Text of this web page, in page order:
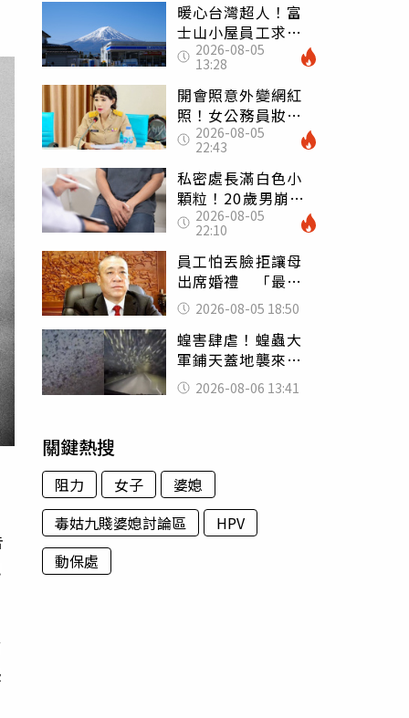
暖心台灣超人！富
士山小屋員工求助
「想活下去」 山
友狂背物資上山：
台灣真的是寶島
2026-08-05
13:28
開會照意外變網紅
照！女公務員妝容
掀2千則留言 本人
怒嗆：化妝有錯嗎
2026-08-05
22:43
私密處長滿白色小
顆粒！20歲男崩潰
求診 醫曝5大真相
別再誤會
2026-08-05
22:10
員工怕丟臉拒讓母
出席婚禮 「最愛
發錢老闆」震怒開
除：我看不起你
2026-08-05 18:50
蝗害肆虐！蝗蟲大
軍鋪天蓋地襲來宛
如末日 網驚：聖
經十災
2026-08-06 13:41
關鍵熱搜
阻力 女子
婆媳
毒姑九賤婆媳討論區
HPV
動保處